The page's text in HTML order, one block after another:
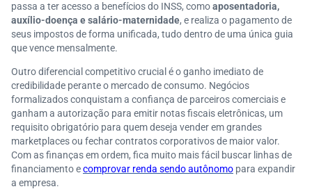
passa a ter acesso a benefícios do INSS, comoaposentadoria,
auxílio-doença e salário-maternidade, e realiza o pagamento de
seus impostos de forma unificada, tudo dentro de uma única guia
que vence mensalmente.
Outro diferencial competitivo crucial é o ganho imediato de
credibilidade perante o mercado de consumo. Negócios
formalizados conquistam a confiança de parceiros comerciais e
ganham a autorização para emitir notas fiscais eletrônicas, um
requisito obrigatório para quem deseja vender em grandes
marketplaces ou fechar contratos corporativos de maior valor.
Com as finanças em ordem, fica muito mais fácil buscar linhas de
financiamento ecomprovar renda sendo autônomo para expandir
a empresa.